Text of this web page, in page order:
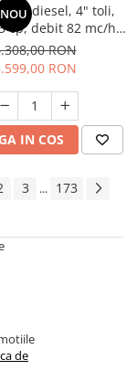
NOU diesel, 4" toli,
cp, debit 82 mc/h,
electrica, refulare
8m, Visoli
RON
RON
IN COS
3 ... 173
de